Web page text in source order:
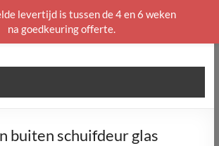
buiten schuifdeur glas
levertijd is tussen de 4 en 6 weken
na goedkeuring offerte.